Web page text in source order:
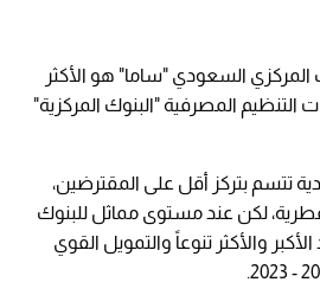
المركزي السعودي "ساما" هو الأكثر
المصرفية "البنوك المركزية"
تتسم بتركز أقل على المقترضين،
لكن عند مستوى مماثل للبنوك
والأكثر تنوعاً والتمويل القوي